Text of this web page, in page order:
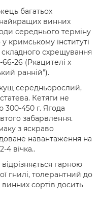
багатьох
винних
середнього терміну
кримському інституті
схрещування
26 (Ркацителі x
ранній").
середньорослий,
Кетяги не
300-450 г. Ягода
забарвлення.
з яскраво
навантаження на
4 вічка..
гарною
гнилі, толерантний до
сортів досить